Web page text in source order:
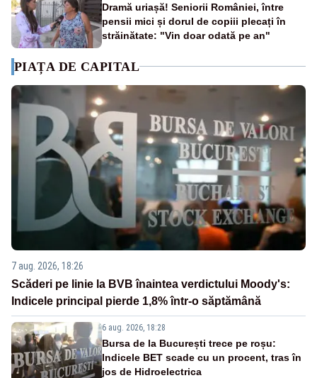
Dramă uriașă! Seniorii României, între
pensii mici și dorul de copiii plecați în
străinătate: "Vin doar odată pe an"
PIAȚA DE CAPITAL
7 aug. 2026, 18:26
Scăderi pe linie la BVB înaintea verdictului Moody's:
Indicele principal pierde 1,8% într-o săptămână
6 aug. 2026, 18:28
Bursa de la București trece pe roșu:
Indicele BET scade cu un procent, tras în
jos de Hidroelectrica